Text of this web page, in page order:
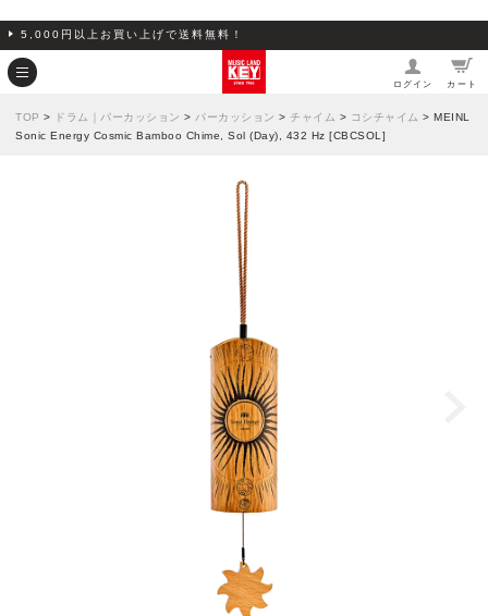
5,000円以上お買い上げで送料無料！
ログイン カート
TOP > ドラム｜パーカッション > パーカッション > チャイム > コシチャイム > MEINL
Sonic Energy Cosmic Bamboo Chime, Sol (Day), 432 Hz [CBCSOL]